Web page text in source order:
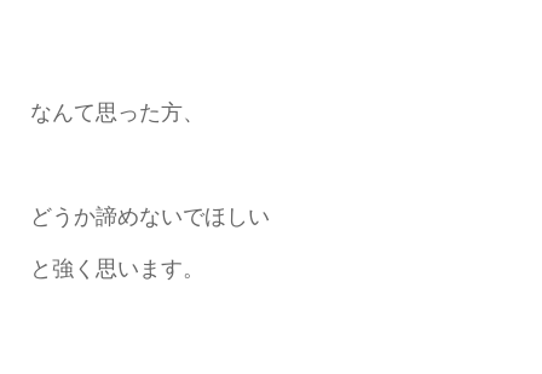
なんて思った方、
どうか諦めないでほしい
と強く思います。